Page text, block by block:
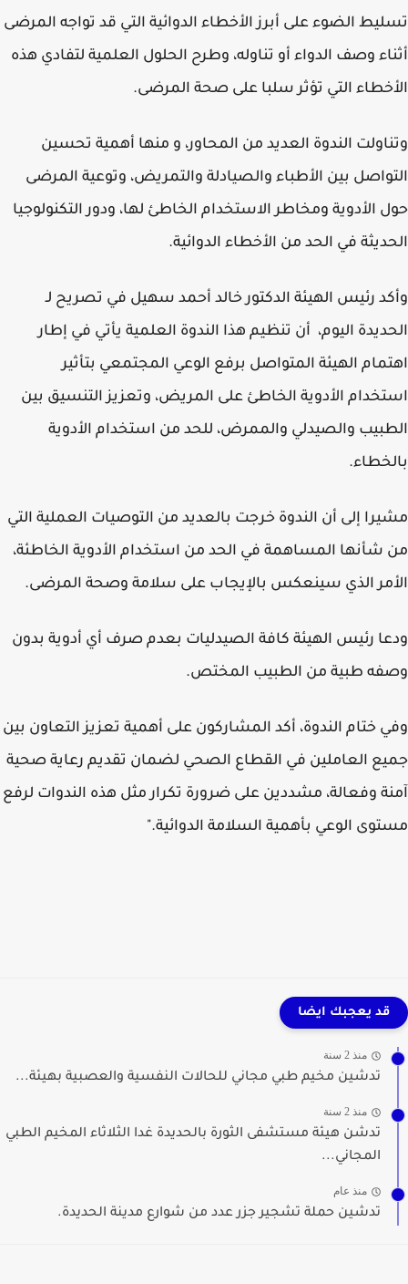
الضوء على أبرز الأخطاء الدوائية التي قد تواجه المرضى
وصف الدواء أو تناوله، وطرح الحلول العلمية لتفادي هذه
التي تؤثر سلبا على صحة المرضى.
الندوة العديد من المحاور، و منها أهمية تحسين
بين الأطباء والصيادلة والتمريض، وتوعية المرضى
الأدوية ومخاطر الاستخدام الخاطئ لها، ودور التكنولوجيا
في الحد من الأخطاء الدوائية.
رئيس الهيئة الدكتور خالد أحمد سهيل في تصريح لـ
اليوم، أن تنظيم هذا الندوة العلمية يأتي في إطار
الهيئة المتواصل برفع الوعي المجتمعي بتأثير
الأدوية الخاطئ على المريض، وتعزيز التنسيق بين
والصيدلي والممرض، للحد من استخدام الأدوية
إلى أن الندوة خرجت بالعديد من التوصيات العملية التي
شأنها المساهمة في الحد من استخدام الأدوية الخاطئة،
الذي سينعكس بالإيجاب على سلامة وصحة المرضى.
رئيس الهيئة كافة الصيدليات بعدم صرف أي أدوية بدون
طبية من الطبيب المختص.
ختام الندوة، أكد المشاركون على أهمية تعزيز التعاون بين
العاملين في القطاع الصحي لضمان تقديم رعاية صحية
وفعالة، مشددين على ضرورة تكرار مثل هذه الندوات لرفع
الوعي بأهمية السلامة الدوائية."
قد يعجبك ايضا
منذ 2 سنة
تدشين مخيم طبي مجاني للحالات النفسية والعصبية بهيئة...
منذ 2 سنة
تدشن هيئة مستشفى الثورة بالحديدة غدا الثلاثاء المخيم الطبي
المجاني...
منذ عام
تدشين حملة تشجير جزر عدد من شوارع مدينة الحديدة.